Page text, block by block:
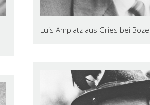
Luis Amplatz aus Gries bei